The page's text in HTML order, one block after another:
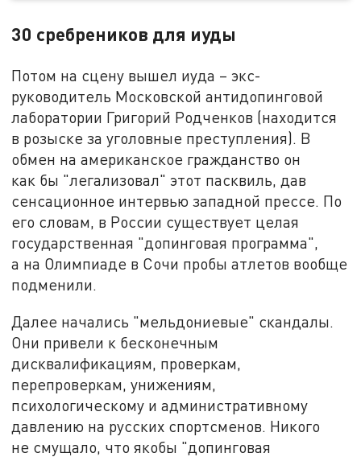
30 сребреников для иуды
Потом на сцену вышел иуда – экс-
руководитель Московской антидопинговой
лаборатории Григорий Родченков (находится
в розыске за уголовные преступления). В
обмен на американское гражданство он
как бы "легализовал" этот пасквиль, дав
сенсационное интервью западной прессе. По
его словам, в России существует целая
государственная "допинговая программа",
а на Олимпиаде в Сочи пробы атлетов вообще
подменили.
Далее начались "мельдониевые" скандалы.
Они привели к бесконечным
дисквалификациям, проверкам,
перепроверкам, унижениям,
психологическому и административному
давлению на русских спортсменов. Никого
не смущало, что якобы "допинговая